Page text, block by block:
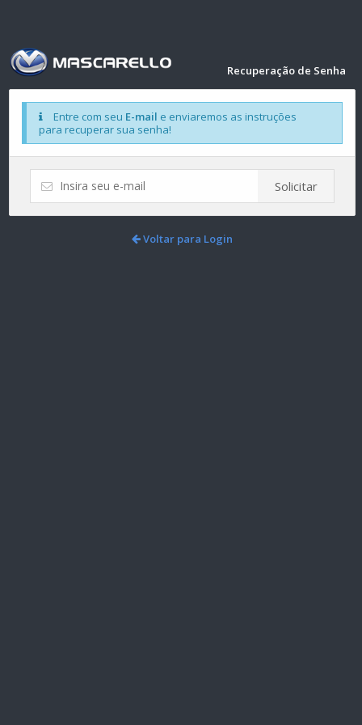
Recuperação de Senha
Entre com seu E-mail e enviaremos as instruções
para recuperar sua senha!
Solicitar
Voltar para Login